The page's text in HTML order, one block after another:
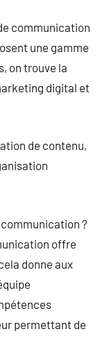
communication
une gamme
on trouve la
digital et
de contenu,
?
offre
donne aux
permettant de